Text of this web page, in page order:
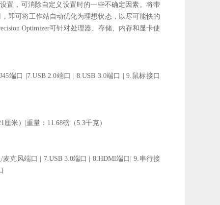
置，可消除自定义设置时的一些不确定因素。将带
即可将工作站自动优化为理想状态，以尽可能快的
Optimizer可针对处理器、存储、内存和显卡使
端口 |7.USB 2.0端口 | 8.USB 3.0端口 | 9.鼠标接口
米）|重量：11.68磅（5.3千克）
克风端口 | 7.USB 3.0端口 | 8.HDMI端口| 9.串行接